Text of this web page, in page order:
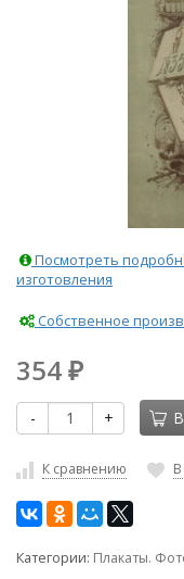
Посмотреть
изготовления
Собственное
354 ₽
- +
К сравнению
Категории: Плакаты.